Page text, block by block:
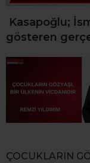
Kasapoğlu;
gösteren
ÇOCUKLARIN